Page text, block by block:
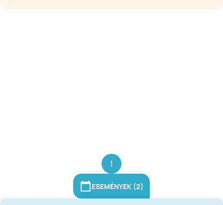
1
ESEMÉNYEK (2)